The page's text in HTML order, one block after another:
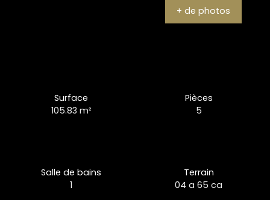
+ de photos
Surface
105.83 m²
Pièces
5
Salle de bains
1
Terrain
04 a 65 ca